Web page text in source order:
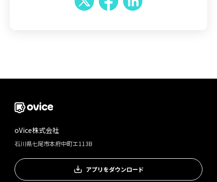
oVice株式会社
石川県七尾市本府中町エ113B
アプリをダウンロード